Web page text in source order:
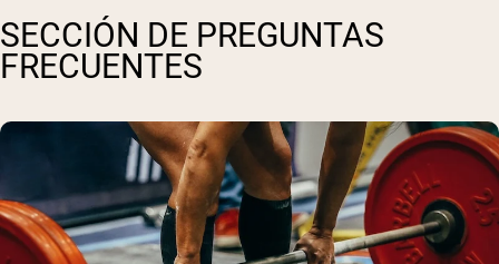
SECCIÓN DE PREGUNTAS
FRECUENTES